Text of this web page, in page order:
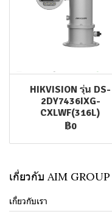
HIKVISION รุ่น DS-
2DY7436IXG-
CXLWF(316L)
฿0
เกี่ยวกับ AIM GROUP
เกี่ยวกับเรา